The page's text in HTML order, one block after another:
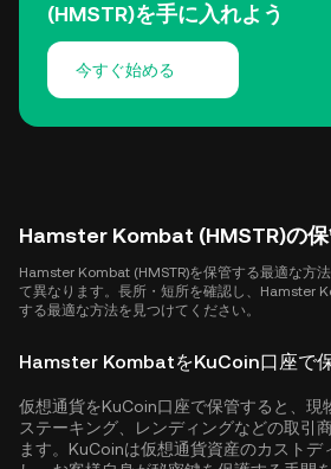
(HMSTR)を手に入れよう
今すぐ始める
Hamster Kombat (HMSTR)の
Hamster Kombat (HMSTR)を保管する最適な方
て異なります。長所・短所を確認し、Hamster
する最適な方法を見つけてください。
Hamster KombatをKuCoin口座で
仮想通貨をKuCoin口座で保管すると、現
ステーキング、レンディングなどの取引
ます。KuCoinは仮想通貨資産のカストデ